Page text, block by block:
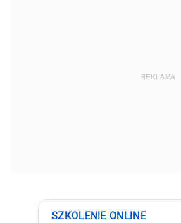
REKLAMA
SZKOLENIE ONLINE